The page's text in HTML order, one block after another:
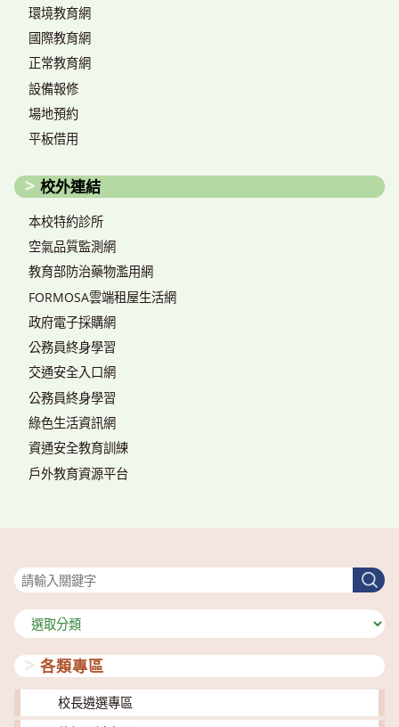
環境教育網
國際教育網
正常教育網
設備報修
場地預約
平板借用
校外連結
本校特約診所
空氣品質監測網
教育部防治藥物濫用網
FORMOSA雲端租屋生活網
政府電子採購網
公務員終身學習
交通安全入口網
公務員終身學習
綠色生活資訊網
資通安全教育訓練
戶外教育資源平台
搜
尋
分
類
各類專區
校長遴選專區